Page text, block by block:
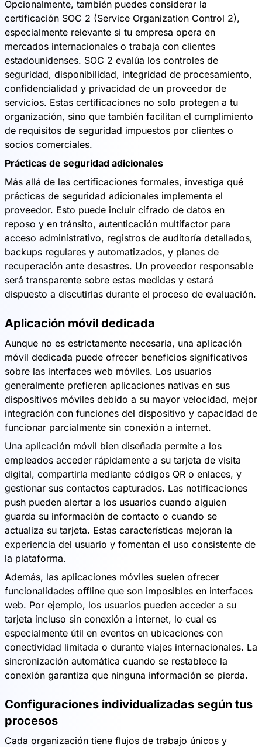
Opcionalmente, también puedes considerar la
certificación SOC 2 (Service Organization Control 2),
especialmente relevante si tu empresa opera en
mercados internacionales o trabaja con clientes
estadounidenses. SOC 2 evalúa los controles de
seguridad, disponibilidad, integridad de procesamiento,
confidencialidad y privacidad de un proveedor de
servicios. Estas certificaciones no solo protegen a tu
organización, sino que también facilitan el cumplimiento
de requisitos de seguridad impuestos por clientes o
socios comerciales.
Prácticas de seguridad adicionales
Más allá de las certificaciones formales, investiga qué
prácticas de seguridad adicionales implementa el
proveedor. Esto puede incluir cifrado de datos en
reposo y en tránsito, autenticación multifactor para
acceso administrativo, registros de auditoría detallados,
backups regulares y automatizados, y planes de
recuperación ante desastres. Un proveedor responsable
será transparente sobre estas medidas y estará
dispuesto a discutirlas durante el proceso de evaluación.
Aplicación móvil dedicada
Aunque no es estrictamente necesaria, una aplicación
móvil dedicada puede ofrecer beneficios significativos
sobre las interfaces web móviles. Los usuarios
generalmente prefieren aplicaciones nativas en sus
dispositivos móviles debido a su mayor velocidad, mejor
integración con funciones del dispositivo y capacidad de
funcionar parcialmente sin conexión a internet.
Una aplicación móvil bien diseñada permite a los
empleados acceder rápidamente a su tarjeta de visita
digital, compartirla mediante códigos QR o enlaces, y
gestionar sus contactos capturados. Las notificaciones
push pueden alertar a los usuarios cuando alguien
guarda su información de contacto o cuando se
actualiza su tarjeta. Estas características mejoran la
experiencia del usuario y fomentan el uso consistente de
la plataforma.
Además, las aplicaciones móviles suelen ofrecer
funcionalidades offline que son imposibles en interfaces
web. Por ejemplo, los usuarios pueden acceder a su
tarjeta incluso sin conexión a internet, lo cual es
especialmente útil en eventos en ubicaciones con
conectividad limitada o durante viajes internacionales. La
sincronización automática cuando se restablece la
conexión garantiza que ninguna información se pierda.
Configuraciones individualizadas según tus
procesos
Cada organización tiene flujos de trabajo únicos y